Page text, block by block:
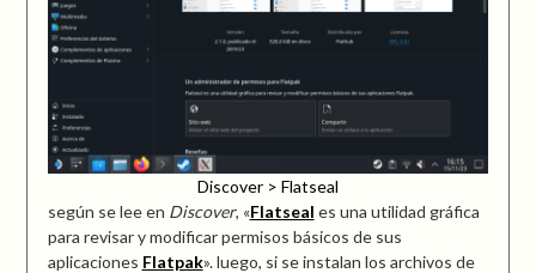
Discover > Flatseal
según se lee en Discover, «Flatseal es una utilidad gráfica
para revisar y modificar permisos básicos de sus
aplicaciones Flatpak». luego, si se instalan los archivos de